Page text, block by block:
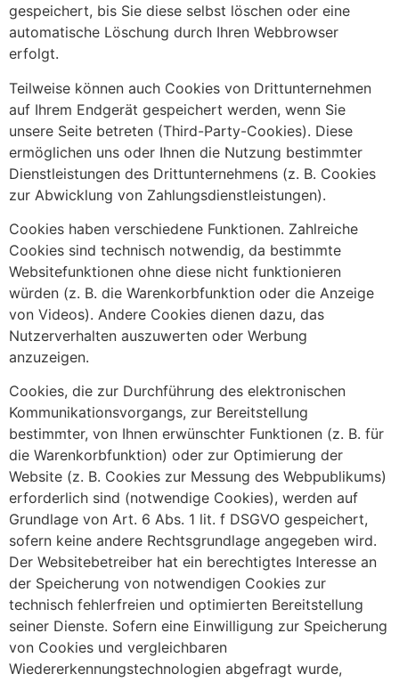
gespeichert, bis Sie diese selbst löschen oder eine
automatische Löschung durch Ihren Webbrowser
erfolgt.
Teilweise können auch Cookies von Drittunternehmen
auf Ihrem Endgerät gespeichert werden, wenn Sie
unsere Seite betreten (Third-Party-Cookies). Diese
ermöglichen uns oder Ihnen die Nutzung bestimmter
Dienstleistungen des Drittunternehmens (z. B. Cookies
zur Abwicklung von Zahlungsdienstleistungen).
Cookies haben verschiedene Funktionen. Zahlreiche
Cookies sind technisch notwendig, da bestimmte
Websitefunktionen ohne diese nicht funktionieren
würden (z. B. die Warenkorbfunktion oder die Anzeige
von Videos). Andere Cookies dienen dazu, das
Nutzerverhalten auszuwerten oder Werbung
anzuzeigen.
Cookies, die zur Durchführung des elektronischen
Kommunikationsvorgangs, zur Bereitstellung
bestimmter, von Ihnen erwünschter Funktionen (z. B. für
die Warenkorbfunktion) oder zur Optimierung der
Website (z. B. Cookies zur Messung des Webpublikums)
erforderlich sind (notwendige Cookies), werden auf
Grundlage von Art. 6 Abs. 1 lit. f DSGVO gespeichert,
sofern keine andere Rechtsgrundlage angegeben wird.
Der Websitebetreiber hat ein berechtigtes Interesse an
der Speicherung von notwendigen Cookies zur
technisch fehlerfreien und optimierten Bereitstellung
seiner Dienste. Sofern eine Einwilligung zur Speicherung
von Cookies und vergleichbaren
Wiedererkennungstechnologien abgefragt wurde,